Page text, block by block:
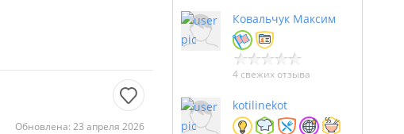
Обновлена: 23 апреля 2026
Ковальчук Максим
4 свежих отзыва
kotilinekot